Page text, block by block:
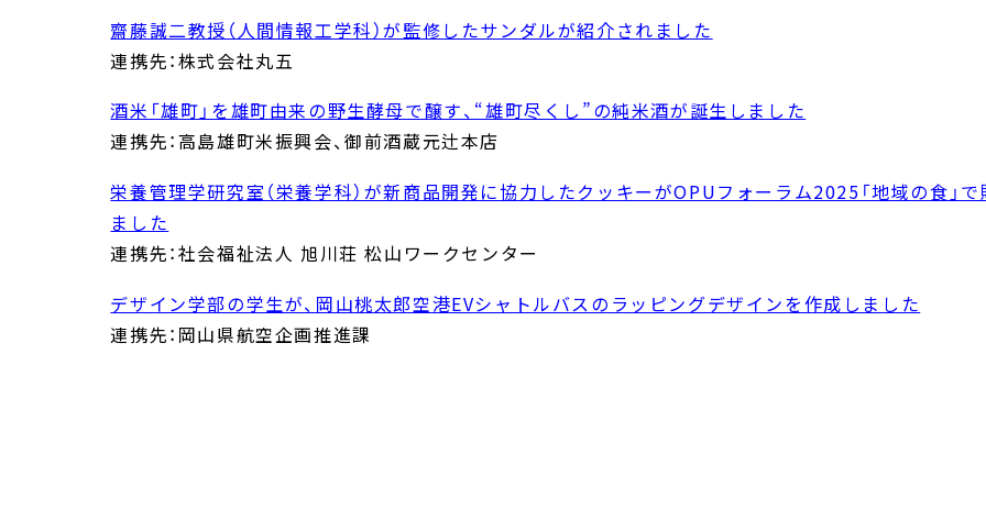
齋藤誠二教授（人間情報工学科）が監修したサンダルが紹介されました
連携先：株式会社丸五
酒米「雄町」を雄町由来の野生酵母で醸す、“雄町尽くし”の純米酒が誕生しました
連携先：高島雄町米振興会、御前酒蔵元辻本店
栄養管理学研究室（栄養学科）が新商品開発に協力したクッキーがOPUフォーラム2025「地域の食」
ました
連携先：社会福祉法人 旭川荘 松山ワークセンター
デザイン学部の学生が、岡山桃太郎空港EVシャトルバスのラッピングデザインを作成しました
連携先：岡山県航空企画推進課